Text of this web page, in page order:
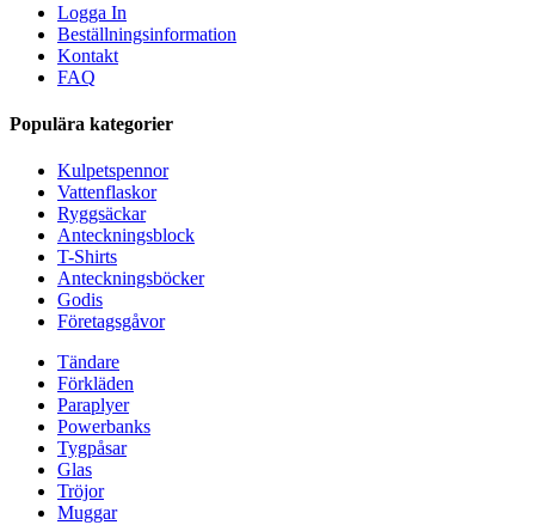
Logga In
Beställningsinformation
Kontakt
FAQ
Populära kategorier
Kulpetspennor
Vattenflaskor
Ryggsäckar
Anteckningsblock
T-Shirts
Anteckningsböcker
Godis
Företagsgåvor
Tändare
Förkläden
Paraplyer
Powerbanks
Tygpåsar
Glas
Tröjor
Muggar